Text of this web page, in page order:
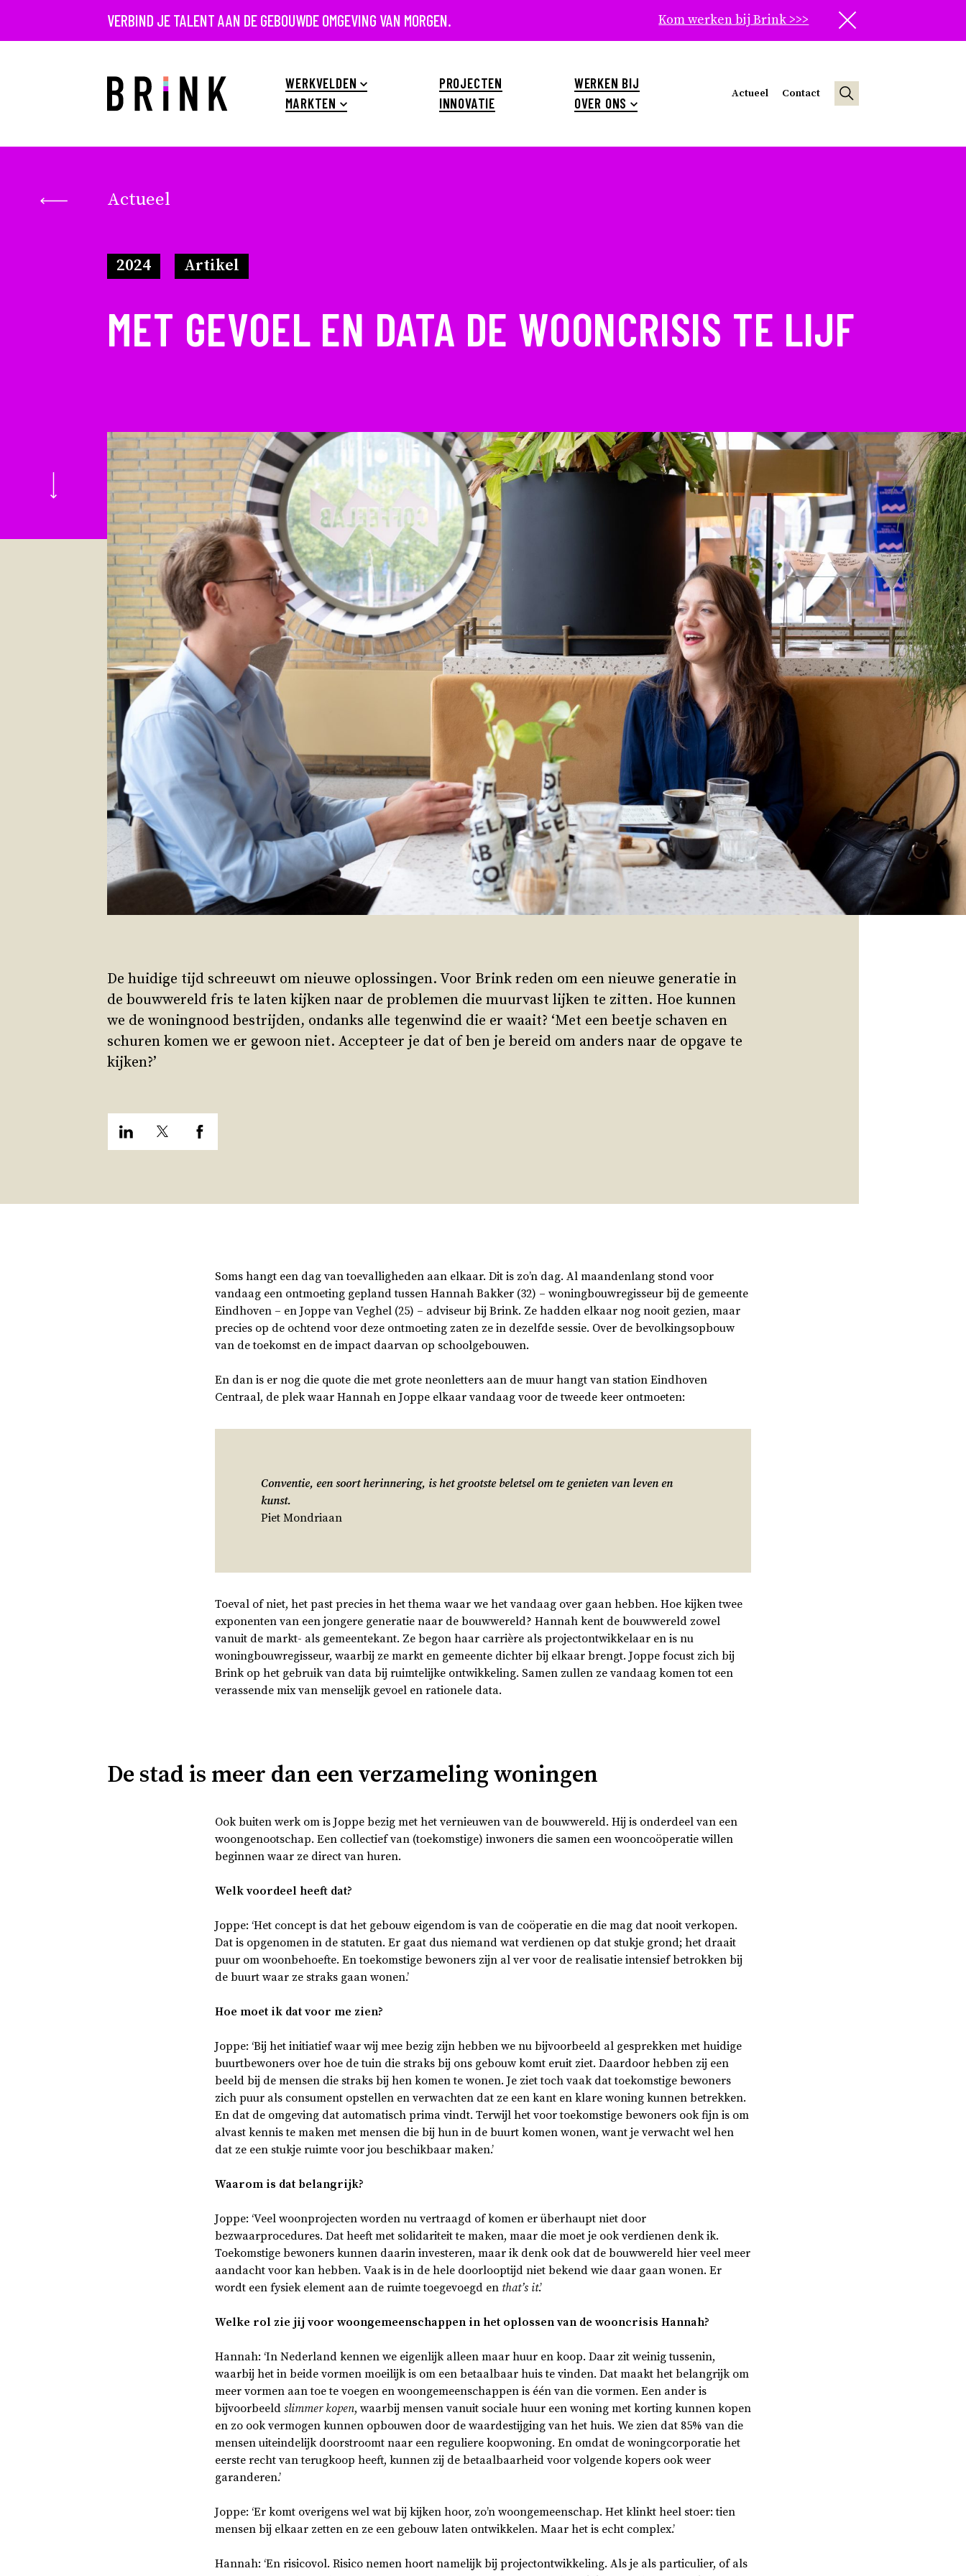
VERBIND JE TALENT AAN DE GEBOUWDE OMGEVING VAN MORGEN. Kom werken bij Brink >>> Sluit
WERKVELDEN
MARKTEN
PROJECTEN
INNOVATIE
WERKEN BIJ
OVER ONS
Actueel Contact
Actueel
2024 Artikel
MET GEVOEL EN DATA DE WOONCRISIS TE LIJF
De huidige tijd schreeuwt om nieuwe oplossingen. Voor Brink reden om een nieuwe generatie in
de bouwwereld fris te laten kijken naar de problemen die muurvast lijken te zitten. Hoe kunnen
we de woningnood bestrijden, ondanks alle tegenwind die er waait? ‘Met een beetje schaven en
schuren komen we er gewoon niet. Accepteer je dat of ben je bereid om anders naar de opgave te
kijken?’
Soms hangt een dag van toevalligheden aan elkaar. Dit is zo’n dag. Al maandenlang stond voor
vandaag een ontmoeting gepland tussen Hannah Bakker (32) – woningbouwregisseur bij de gemeente
Eindhoven – en Joppe van Veghel (25) – adviseur bij Brink. Ze hadden elkaar nog nooit gezien, maar
precies op de ochtend voor deze ontmoeting zaten ze in dezelfde sessie. Over de bevolkingsopbouw
van de toekomst en de impact daarvan op schoolgebouwen.
En dan is er nog die quote die met grote neonletters aan de muur hangt van station Eindhoven
Centraal, de plek waar Hannah en Joppe elkaar vandaag voor de tweede keer ontmoeten:
Conventie, een soort herinnering, is het grootste beletsel om te genieten van leven en
kunst.
Piet Mondriaan
Toeval of niet, het past precies in het thema waar we het vandaag over gaan hebben. Hoe kijken twee
exponenten van een jongere generatie naar de bouwwereld? Hannah kent de bouwwereld zowel
vanuit de markt- als gemeentekant. Ze begon haar carrière als projectontwikkelaar en is nu
woningbouwregisseur, waarbij ze markt en gemeente dichter bij elkaar brengt. Joppe focust zich bij
Brink op het gebruik van data bij ruimtelijke ontwikkeling. Samen zullen ze vandaag komen tot een
verassende mix van menselijk gevoel en rationele data.
De stad is meer dan een verzameling woningen
Ook buiten werk om is Joppe bezig met het vernieuwen van de bouwwereld. Hij is onderdeel van een
woongenootschap. Een collectief van (toekomstige) inwoners die samen een wooncoöperatie willen
beginnen waar ze direct van huren.
Welk voordeel heeft dat?
Joppe: ‘Het concept is dat het gebouw eigendom is van de coöperatie en die mag dat nooit verkopen.
Dat is opgenomen in de statuten. Er gaat dus niemand wat verdienen op dat stukje grond; het draait
puur om woonbehoefte. En toekomstige bewoners zijn al ver voor de realisatie intensief betrokken bij
de buurt waar ze straks gaan wonen.’
Hoe moet ik dat voor me zien?
Joppe: ‘Bij het initiatief waar wij mee bezig zijn hebben we nu bijvoorbeeld al gesprekken met huidige
buurtbewoners over hoe de tuin die straks bij ons gebouw komt eruit ziet. Daardoor hebben zij een
beeld bij de mensen die straks bij hen komen te wonen. Je ziet toch vaak dat toekomstige bewoners
zich puur als consument opstellen en verwachten dat ze een kant en klare woning kunnen betrekken.
En dat de omgeving dat automatisch prima vindt. Terwijl het voor toekomstige bewoners ook fijn is om
alvast kennis te maken met mensen die bij hun in de buurt komen wonen, want je verwacht wel hen
dat ze een stukje ruimte voor jou beschikbaar maken.’
Waarom is dat belangrijk?
Joppe: ‘Veel woonprojecten worden nu vertraagd of komen er überhaupt niet door
bezwaarprocedures. Dat heeft met solidariteit te maken, maar die moet je ook verdienen denk ik.
Toekomstige bewoners kunnen daarin investeren, maar ik denk ook dat de bouwwereld hier veel meer
aandacht voor kan hebben. Vaak is in de hele doorlooptijd niet bekend wie daar gaan wonen. Er
wordt een fysiekelement aan de ruimte toegevoegd en that’s it.’
Welke rol zie jij voor woongemeenschappen in het oplossen van de wooncrisis Hannah?
Hannah: ‘In Nederland kennen we eigenlijk alleen maar huur en koop. Daar zit weinig tussenin,
waarbij het in beide vormen moeilijk is om een betaalbaar huis te vinden. Dat maakt het belangrijk om
meer vormen aan toe te voegen en woongemeenschappen is één van die vormen. Een ander is
bijvoorbeeld slimmer kopen, waarbij mensen vanuit sociale huur een woning met korting kunnen kopen
en zo ook vermogen kunnen opbouwen door de waardestijging van het huis. We zien dat 85% van die
mensen uiteindelijk doorstroomt naar een reguliere koopwoning. En omdat de woningcorporatie het
eerste recht van terugkoop heeft, kunnen zij de betaalbaarheid voor volgende kopers ook weer
garanderen.’
Joppe: ‘Er komt overigens wel wat bij kijken hoor, zo’n woongemeenschap. Het klinkt heel stoer: tien
mensen bij elkaar zetten en ze een gebouw laten ontwikkelen. Maar het is echt complex.’
Hannah: ‘En risicovol. Risico nemen hoort namelijk bij projectontwikkeling. Als je als particulier, of als